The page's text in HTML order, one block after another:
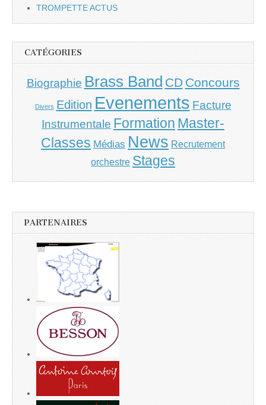
TROMPETTE ACTUS
CATÉGORIES
Biographie Brass Band CD Concours
Divers Edition Evenements Facture
Instrumentale Formation Master-
Classes Médias News Recrutement
orchestre Stages
PARTENAIRES